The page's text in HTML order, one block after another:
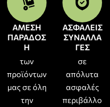
ΑΜΕΣΗ
ΠΑΡΑΔΟΣ
Η
των
προϊόντων
μας σε όλη
την
ΑΣΦΑΛΕΙΣ
ΣΥΝΑΛΛΑ
ΓΕΣ
σε
απόλυτα
ασφαλές
περιβάλλο